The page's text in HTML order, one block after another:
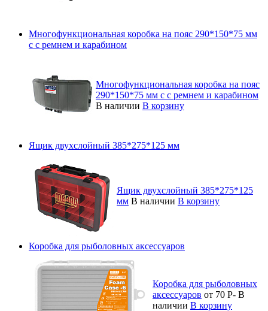
Многофункциональная коробка на пояс 290*150*75 мм
с с ремнем и карабином
Многофункциональная коробка на пояс
290*150*75 мм с с ремнем и карабином
В наличии В корзину
Ящик двухслойный 385*275*125 мм
Ящик двухслойный 385*275*125
мм В наличии В корзину
Коробка для рыболовных аксессуаров
Коробка для рыболовных
аксессуаров от 70 Р- В
наличии В корзину